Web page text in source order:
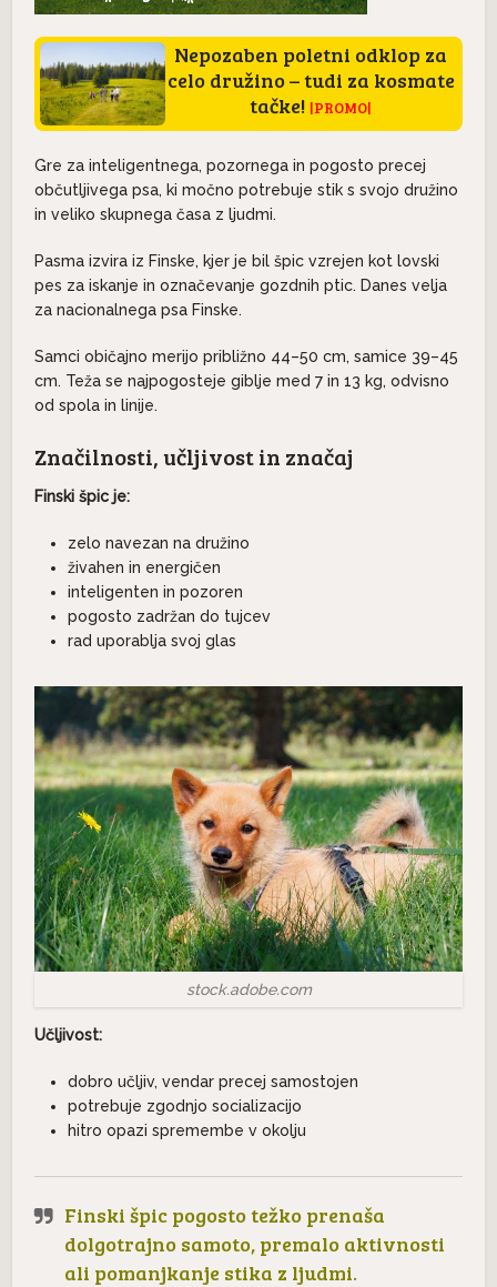
Nepozaben poletni odklop za
celo družino – tudi za kosmate
tačke! |PROMO|
Gre za inteligentnega, pozornega in pogosto precej
občutljivega psa, ki močno potrebuje stik s svojo družino
in veliko skupnega časa z ljudmi.
Pasma izvira iz Finske, kjer je bil špic vzrejen kot lovski
pes za iskanje in označevanje gozdnih ptic. Danes velja
za nacionalnega psa Finske.
Samci običajno merijo približno 44–50 cm, samice 39–45
cm. Teža se najpogosteje giblje med 7 in 13 kg, odvisno
od spola in linije.
Značilnosti, učljivost in značaj
Finski špic je:
zelo navezan na družino
živahen in energičen
inteligenten in pozoren
pogosto zadržan do tujcev
rad uporablja svoj glas
stock.adobe.com
Učljivost:
dobro učljiv, vendar precej samostojen
potrebuje zgodnjo socializacijo
hitro opazi spremembe v okolju
Finski špic pogosto težko prenaša
dolgotrajno samoto, premalo aktivnosti
ali pomanjkanje stika z ljudmi.